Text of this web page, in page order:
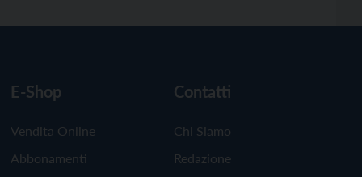
E-Shop
Vendita Online
Abbonamenti
Contatti
Chi Siamo
Redazione